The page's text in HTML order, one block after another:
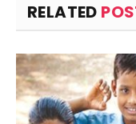
RELATED